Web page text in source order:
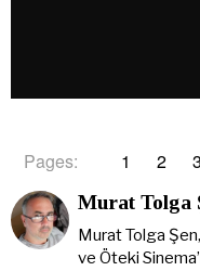
Pages: 1 2 3
Murat Tolga
Murat Tolga
ve Öteki